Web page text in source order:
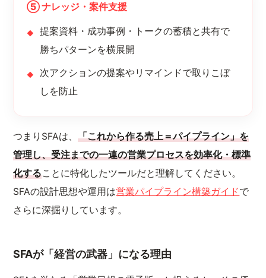
⑤ ナレッジ・案件支援
提案資料・成功事例・トークの蓄積と共有で
勝ちパターンを横展開
次アクションの提案やリマインドで取りこぼ
しを防止
つまりSFAは、「これから作る売上＝パイプライン」を
管理し、受注までの一連の営業プロセスを効率化・標準
化することに特化したツールだと理解してください。
SFAの設計思想や運用は営業パイプライン構築ガイドで
さらに深掘りしています。
SFAが「経営の武器」になる理由